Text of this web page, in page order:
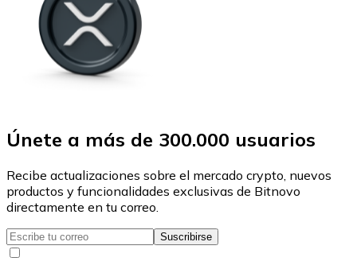
Únete a más de 300.000 usuarios
Recibe actualizaciones sobre el mercado crypto, nuevos
productos y funcionalidades exclusivas de Bitnovo
directamente en tu correo.
Suscribirse